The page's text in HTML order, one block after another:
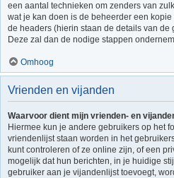
een aantal technieken om zenders van
wat je kan doen is de beheerder een
de headers (hierin staan de details van
Deze zal dan de nodige stappen
Omhoog
Vrienden en vijanden
Waarvoor dient mijn vrienden- en
Hiermee kun je andere gebruikers op het
vriendenlijst staan worden in het
kunt controleren of ze online zijn, of een
mogelijk dat hun berichten, in je huidige
gebruiker aan je vijandenlijst toevoegt,